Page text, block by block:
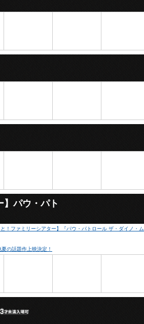
】パウ・パト
！ファミリーシアター】『パウ・パトロール ザ・ダイノ・ム
の話題作上映決定！